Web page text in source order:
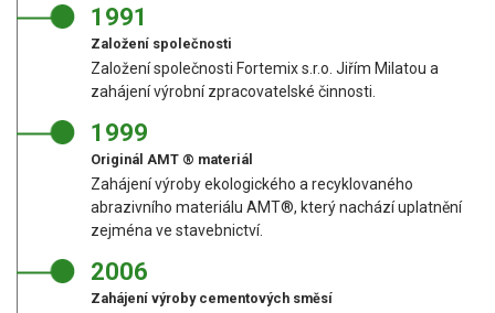
1991
Založení společnosti
Založení společnosti Fortemix s.r.o. Jiřím Milatou a
zahájení výrobní zpracovatelské činnosti.
1999
Originál AMT ® materiál
Zahájení výroby ekologického a recyklovaného
abrazivního materiálu AMT®, který nachází uplatnění
zejména ve stavebnictví.
2006
Zahájení výroby cementových směsí